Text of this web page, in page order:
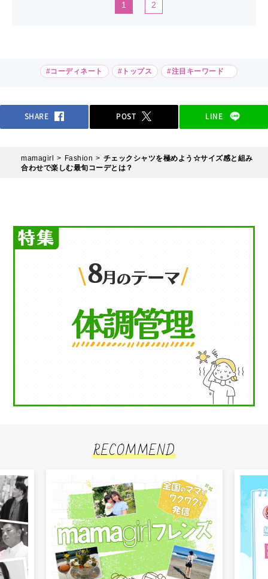
1 2
#コーディネート #トップス #注目キーワード
SHARE POST LINE
mamagirl Fashion
チェックシャツを極めよう☆サイズ感と組み
合わせで楽しむ最旬コーデとは？
RECOMMEND